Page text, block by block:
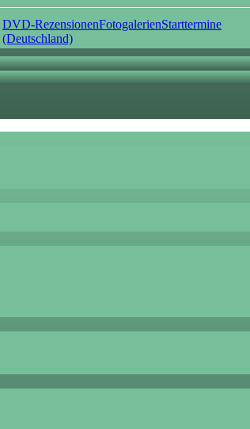
DVD-RezensionenFotogalerienStarttermine
(Deutschland)